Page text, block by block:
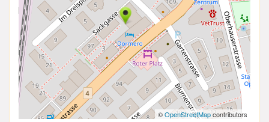
©OpenStreetMapcontributors